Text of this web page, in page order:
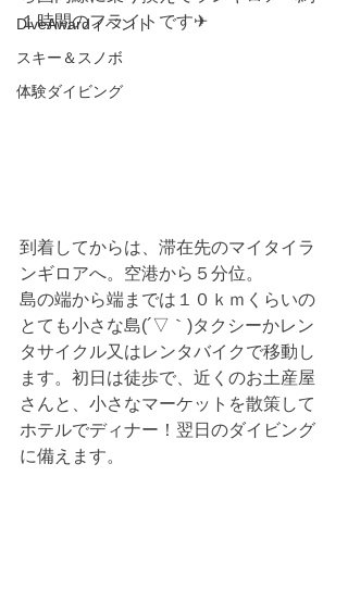
DiveAwardイベント
スキー＆スノボ
体験ダイビング
１時間のフライトです✈
到着してからは、滞在先のマイタイラ
ンギロアへ。空港から５分位。
島の端から端までは１０ｋｍくらいの
とても小さな島(´▽｀)タクシーかレン
タサイクル又はレンタバイクで移動し
ます。初日は徒歩で、近くのお土産屋
さんと、小さなマーケットを散策して
ホテルでディナー！翌日のダイビング
に備えます。